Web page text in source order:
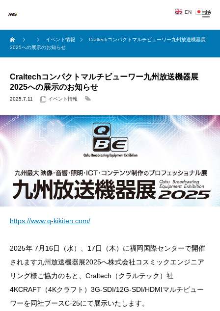
イベント情報
Craltechコンパクトマルチビューワー九州放送機器展
2025への展示のお知らせ
Craltechコンパクトマルチビューワー九州放送機器展
2025への展示のお知らせ
2025.7.11 イベント情報
https://www.q-kikiten.com/
2025年 7月16日（水）、17日（木）に福岡国際センターで開催
されます九州放送機器展2025へ株式会社コスミックエンジニア
リング様ご協力のもと、Craltech（クラルテック）社
4KCRAFT（4Kクラフト）3G-SDI/12G-SDI/HDMIマルチビュー
ワーを同社ブースC-25にて展示いたします。
EN JA